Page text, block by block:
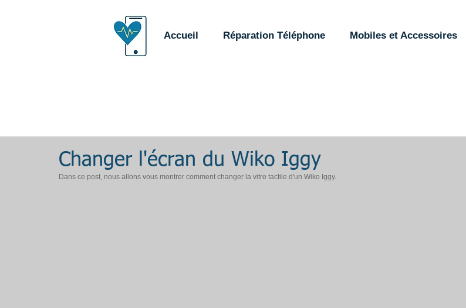
Accueil Réparation Téléphone Mobiles et Accessoires
Changer l'écran du Wiko Iggy
Dans ce post, nous allons vous montrer comment changer la vitre tactile d'un Wiko Iggy.